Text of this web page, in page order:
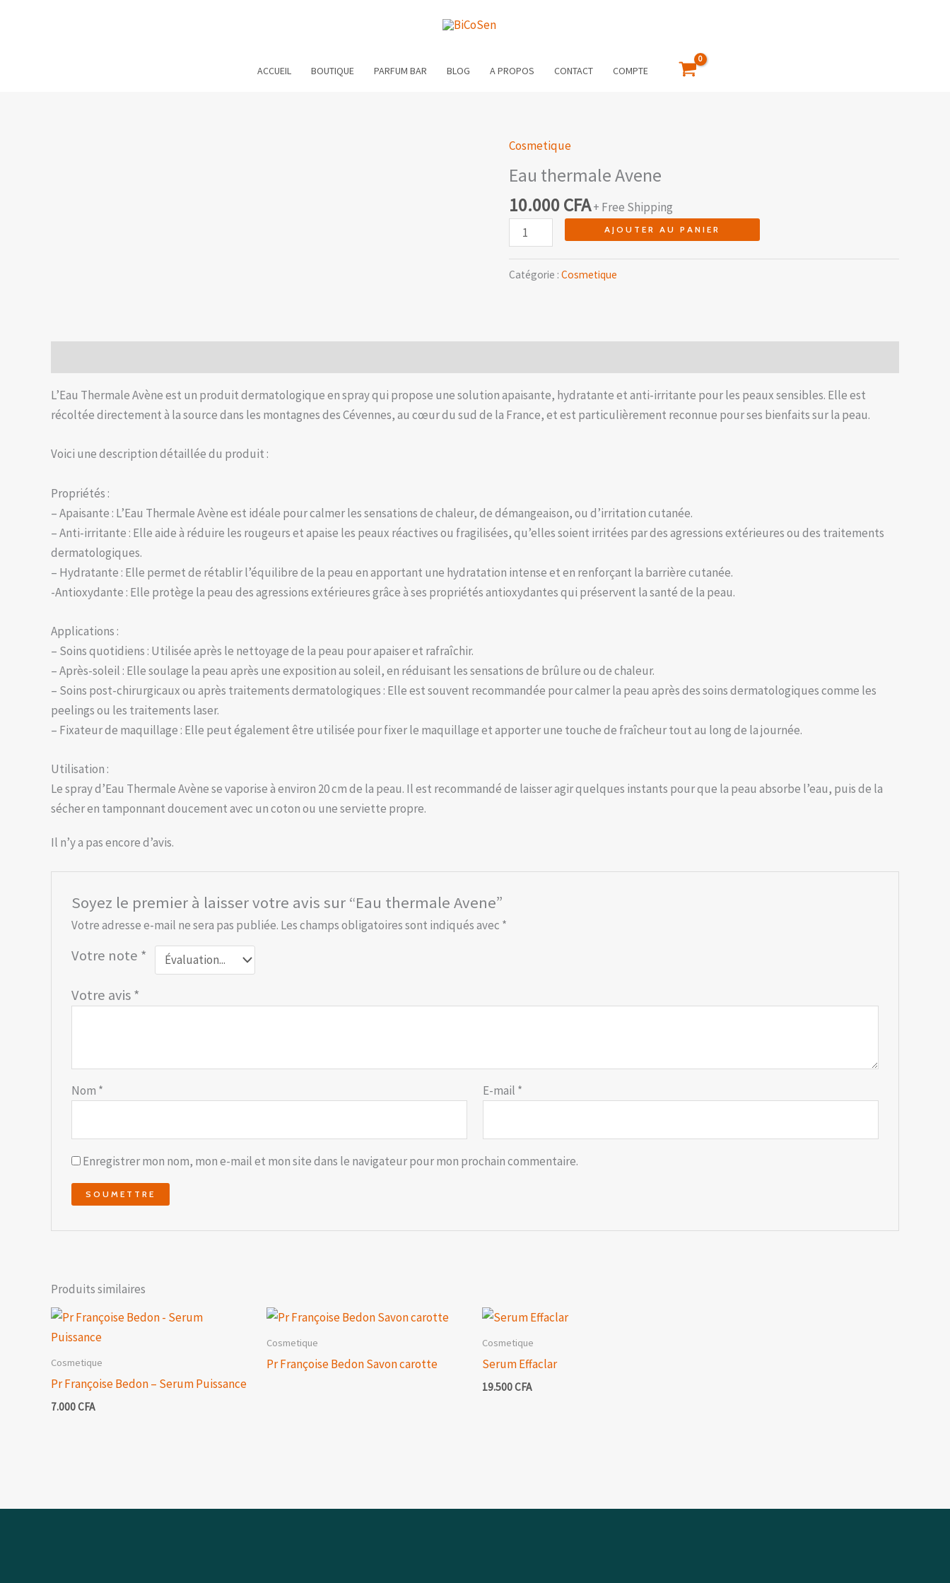
ACCUEIL BOUTIQUE PARFUM BAR BLOG A PROPOS CONTACT COMPTE
Cosmetique
Eau thermale Avene
10.000CFA+ Free Shipping
quantité
de
thermale
Avene
AJOUTER AU PANIER
Catégorie : Cosmetique
L’Eau Thermale Avène est un produit dermatologique en spray qui propose une solution apaisante, hydratante et anti-irritante pour les peaux sensibles. Elle est
récoltée directement à la source dans les montagnes des Cévennes, au cœur du sud de la France, et est particulièrement reconnue pour ses bienfaits sur la peau.
Voici une description détaillée du produit :
Propriétés :
– Apaisante : L’Eau Thermale Avène est idéale pour calmer les sensations de chaleur, de démangeaison, ou d’irritation cutanée.
– Anti-irritante : Elle aide à réduire les rougeurs et apaise les peaux réactives ou fragilisées, qu’elles soient irritées par des agressions extérieures ou des traitements
dermatologiques.
– Hydratante : Elle permet de rétablir l’équilibre de la peau en apportant une hydratation intense et en renforçant la barrière cutanée.
-Antioxydante : Elle protège la peau des agressions extérieures grâce à ses propriétés antioxydantes qui préservent la santé de la peau.
Applications :
– Soins quotidiens : Utilisée après le nettoyage de la peau pour apaiser et rafraîchir.
– Après-soleil : Elle soulage la peau après une exposition au soleil, en réduisant les sensations de brûlure ou de chaleur.
– Soins post-chirurgicaux ou après traitements dermatologiques : Elle est souvent recommandée pour calmer la peau après des soins dermatologiques comme les
peelings ou les traitements laser.
– Fixateur de maquillage : Elle peut également être utilisée pour fixer le maquillage et apporter une touche de fraîcheur tout au long de la journée.
Utilisation :
Le spray d’Eau Thermale Avène se vaporise à environ 20 cm de la peau. Il est recommandé de laisser agir quelques instants pour que la peau absorbe l’eau, puis de la
sécher en tamponnant doucement avec un coton ou une serviette propre.
Il n’y a pas encore d’avis.
Soyez le premier à laisser votre avis sur “Eau thermale Avene”
Votre adresse e-mail ne sera pas publiée. Les champs obligatoires sont indiqués avec *
Votre note *
Votre avis*
Nom * E-mail *
Enregistrer mon nom, mon e-mail et mon site dans le navigateur pour mon prochain commentaire.
Produits similaires
Cosmetique
Pr Françoise Bedon – Serum Puissance
7.000CFA
Cosmetique
Pr Françoise Bedon Savon carotte
Cosmetique
Serum Effaclar
19.500CFA